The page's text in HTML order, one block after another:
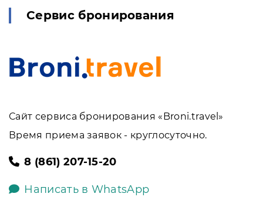
Сервис бронирования
Сайт сервиса бронирования «Broni.travel»
Время приема заявок - круглосуточно.
8 (861) 207-15-20
Написать в WhatsApp